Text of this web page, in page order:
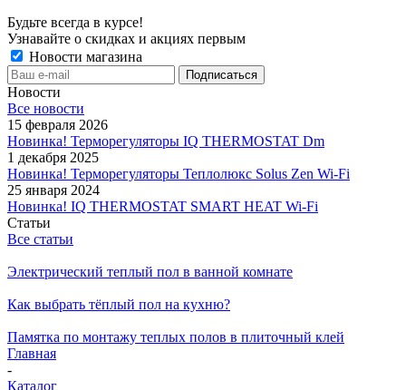
Будьте всегда в курсе!
Узнавайте о скидках и акциях первым
Новости магазина
Новости
Все новости
15 февраля 2026
Новинка! Терморегуляторы IQ THERMOSTAT Dm
1 декабря 2025
Новинка! Терморегуляторы Теплолюкс Solus Zen Wi-Fi
25 января 2024
Новинка! IQ THERMOSTAT SMART HEAT Wi-Fi
Статьи
Все статьи
Электрический теплый пол в ванной комнате
Как выбрать тёплый пол на кухню?
Памятка по монтажу теплых полов в плиточный клей
Главная
-
Каталог